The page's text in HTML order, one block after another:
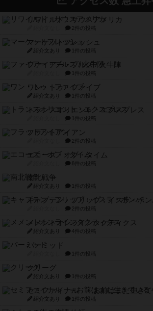
リワイルド：サウスアメリカ
2件の投稿
マーケットフレッシュ
紹介文あり 1件の投稿
ファイアー・ブルズ / 火牛陣
1件の投稿
ワン・トゥ・ファイブ
紹介文あり 1件の投稿
トランスオリエント・エクスプレス
1件の投稿
フラットアイアン
2件の投稿
エコーズ・オブ・タイム
8件の投稿
南北戦争
紹介文あり 1件の投稿
キャプテン・フリップ：イスラ・ボ
2件の投稿
メメントオンラインタクティクス
紹介文あり 4件の投稿
パーミッド
1件の投稿
クリーグ
紹介文あり 1件の投稿
セミファイナル ～お前はまだ生きて
紹介文あり 1件の投稿